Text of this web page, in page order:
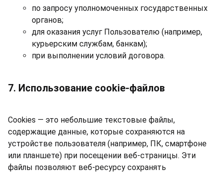
по запросу уполномоченных государственных
органов;
для оказания услуг Пользователю (например,
курьерским службам, банкам);
при выполнении условий договора.
7. Использование cookie-файлов
Cookies — это небольшие текстовые файлы,
содержащие данные, которые сохраняются на
устройстве пользователя (например, ПК, смартфоне
или планшете) при посещении веб-страницы. Эти
файлы позволяют веб-ресурсу сохранять